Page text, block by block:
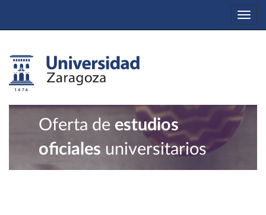
Oferta de estudios
oficiales universitarios